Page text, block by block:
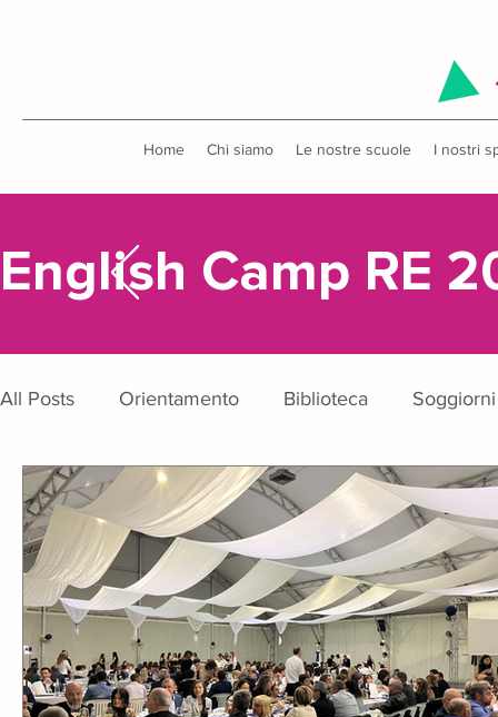
Home Chi siamo Le nostre scuole I nostri
English Camp RE
All Posts Orientamento Biblioteca
Metodo di studio Uscite didattiche
Settimana Azzurra Settimana Verde
Open Day Incontri genitori Quaresima